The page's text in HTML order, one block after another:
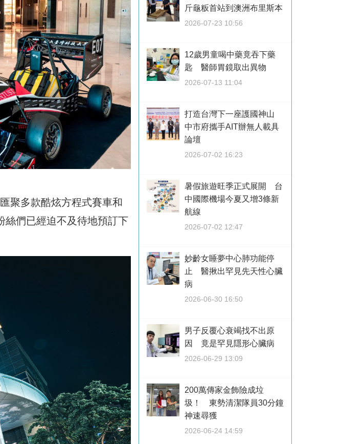
聚多款酷炫方程式賽車和
絲們已經迫不及待地預訂下
斤龜粄首站到澳洲布里斯本
2026-07-23 10:56
12歲男童喝中藥竟吞下藥
匙 醫師胃鏡取出異物
2026-07-13 11:04
打造台灣下一座護國神山
中市府攜手AIT辦無人載具
論壇
2026-07-02 16:23
暑假旅遊旺季正式展開 台
中國際機場今夏又增3條新
航線
2026-07-02 12:47
妙齡女睡夢中心肺功能停
止 醫揪出罕見先天性心臟
病
2026-06-30 16:50
男子反覆心衰竭找不出原
因 竟是罕見隱形心臟病
2026-06-29 13:09
200萬傳家金飾險成垃
圾！ 東勢清潔隊員30分鐘
神速尋獲
2026-06-24 14:59